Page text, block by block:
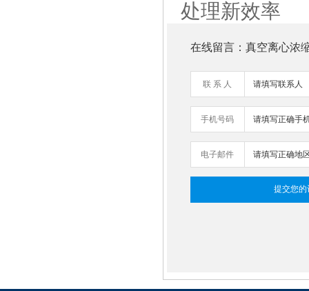
处理新效率
在线留言：真空离心浓
联 系 人
手机号码
电子邮件